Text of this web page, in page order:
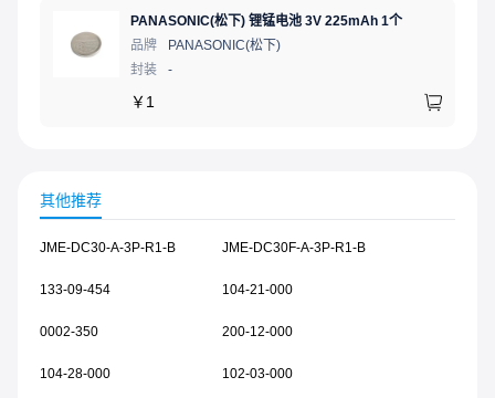
PANASONIC(松下) 锂锰电池 3V 225mAh 1个
品牌
PANASONIC(松下)
封装
-
￥ 1
其他推荐
JME-DC30-A-3P-R1-B JME-DC30F-A-3P-R1-B
133-09-454 104-21-000
0002-350 200-12-000
104-28-000 102-03-000